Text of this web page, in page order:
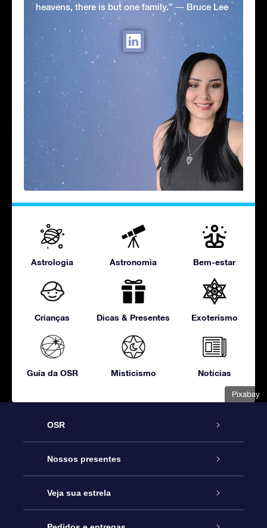
Pixabay
heavens, there is but one family.” ― Bruce Lee
Astrologia Astronomia Bem-estar
Crianças Dicas & Presentes Exoterismo
Guia da OSR Misticismo Notícias
OSR
Serviço
Entre em contato conosco
Blog
Nossos presentes
Presente estrelar on-line
Pacote de presente da OSR
Veja sua estrela